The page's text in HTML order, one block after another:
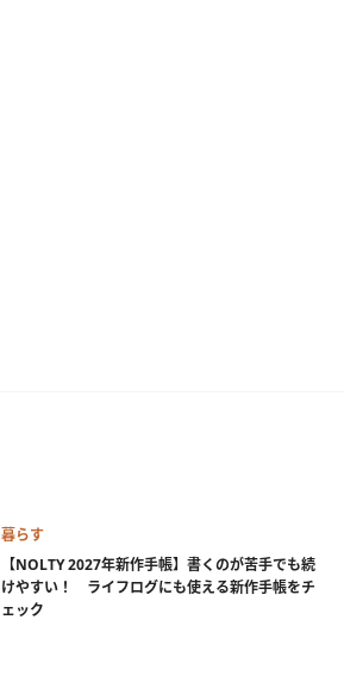
暮らす
【NOLTY 2027年新作手帳】書くのが苦手でも続
けやすい！ ライフログにも使える新作手帳をチ
ェック